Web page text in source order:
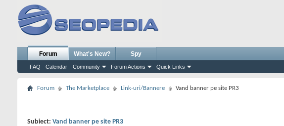
Forum
FAQ Calendar Community Forum Actions Quick Links
What's New? Spy
Forum The Marketplace Link-uri/Bannere Vand banner pe site PR3
Subiect: Vand banner pe site PR3